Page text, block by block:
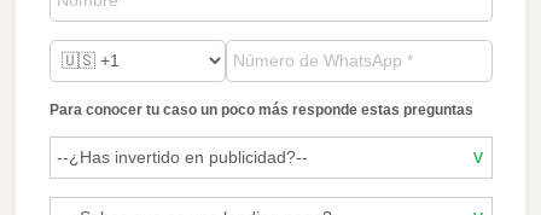
Para conocer tu caso un poco más responde estas preguntas